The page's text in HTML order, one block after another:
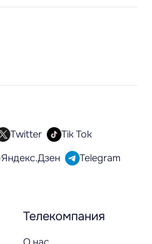
Телекомпания
Twitter
Tik Tok
Яндекс.Дзен
Telegram